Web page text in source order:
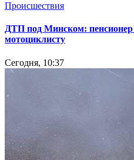
Происшествия
ДТП под Минском: пенсионер
мотоциклисту
Сегодня, 10:37